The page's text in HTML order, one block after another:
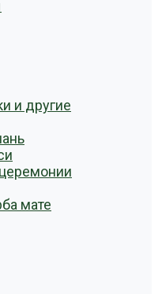
и другие
мате